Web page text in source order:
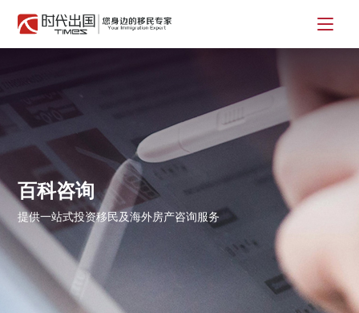
百科咨询
提供一站式投资移民及海外房产咨询服务